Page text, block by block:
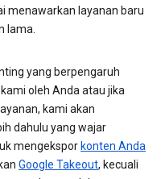
menawarkan layanan baru
lama.
yang berpengaruh
oleh Anda atau jika
kami akan
dahulu yang wajar
mengekspor konten Anda
Google Takeout, kecuali